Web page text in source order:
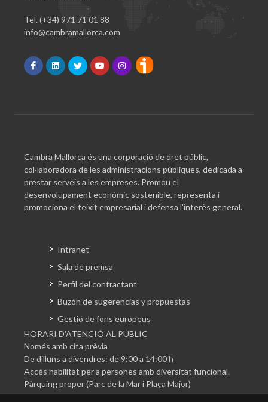
Tel. (+34) 971 71 01 88
info@cambramallorca.com
Cambra Mallorca és una corporació de dret públic,
col·laboradora de les administracions públiques, dedicada a
prestar serveis a les empreses. Promou el
desenvolupament econòmic sostenible, representa i
promociona el teixit empresarial i defensa l'interès general.
Intranet
Sala de premsa
Perfil del contractant
Buzón de sugerencias y propuestas
Gestió de fons europeus
HORARI D'ATENCIÓ AL PÚBLIC
Només amb cita prèvia
De dilluns a divendres: de 9:00 a 14:00 h
Accés habilitat per a persones amb diversitat funcional.
Pàrquing proper (Parc de la Mar i Plaça Major)